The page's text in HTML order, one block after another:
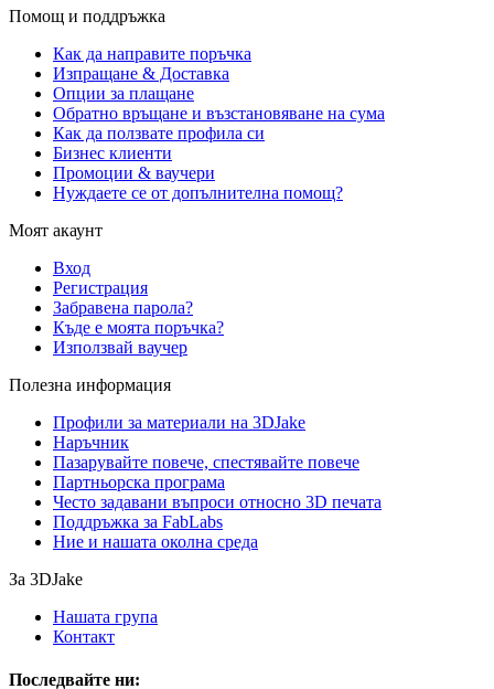
Помощ и поддръжка
Как да направите поръчка
Изпращане & Доставка
Опции за плащане
Обратно връщане и възстановяване на сума
Как да ползвате профила си
Бизнес клиенти
Промоции & ваучери
Нуждаете се от допълнителна помощ?
Моят акаунт
Вход
Регистрация
Забравена парола?
Къде е моята поръчка?
Използвай ваучер
Полезна информация
Профили за материали на 3DJake
Наръчник
Пазарувайте повече, спестявайте повече
Партньорска програма
Често задавани въпроси относно 3D печата
Поддръжка за FabLabs
Ние и нашата околна среда
За 3DJake
Нашата група
Контакт
Последвайте ни: